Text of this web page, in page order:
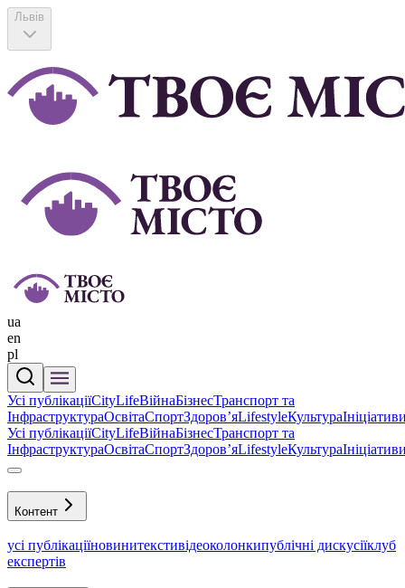
Львів
ua
en
pl
Усі публікаціїCityLifeВійнаБізнесТранспорт та
ІнфраструктураОсвітаСпортЗдоровʼяLifestyleКультура
Усі публікаціїCityLifeВійнаБізнесТранспорт та
ІнфраструктураОсвітаСпортЗдоровʼяLifestyleКультура
Контент
усі публікаціїновинитекстивідеоколонкипублічні дискусіїклуб
експертів